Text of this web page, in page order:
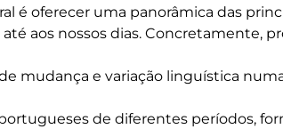
é oferecer uma panorâmica das
aos nossos dias. Concretamente,
mudança e variação linguística
de diferentes períodos,